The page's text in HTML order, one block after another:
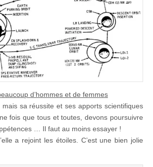
d’hommes et de femmes
sa réussite et ses apports scientifiques
fois que tous et toutes, devons poursuivre
… Il faut au moins essayer !
a rejoint les étoiles. C’est une bien jolie